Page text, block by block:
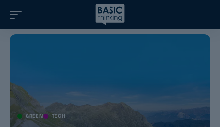
GREEN TECH